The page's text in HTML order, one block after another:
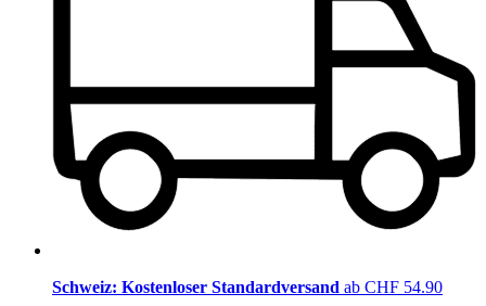
Schweiz: Kostenloser Standardversand ab CHF 54.90